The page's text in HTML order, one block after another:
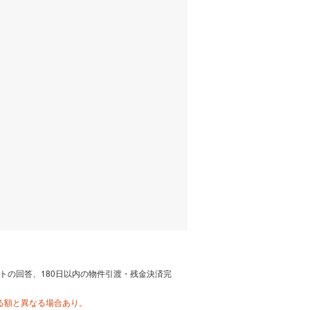
の回答、180日以内の物件引渡・残金決済完
と異なる場合あり。